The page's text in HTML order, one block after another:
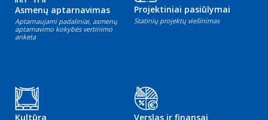
Asmenų aptarnavimas
Aptarnaujami padaliniai, asmenų
aptarnavimo kokybės vertinimo
anketa
Projektiniai pasiūlymai
Statinių projektų viešinimas
Kultūra Verslas ir finansai